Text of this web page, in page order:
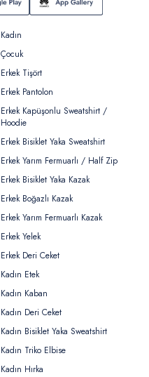
Kadın
Çocuk
Erkek Tişört
Erkek Pantolon
Erkek Kapüşonlu Sweatshirt /
Hoodie
Erkek Bisiklet Yaka Sweatshirt
Erkek Yarım Fermuarlı / Half Zip
Erkek Bisiklet Yaka Kazak
Erkek Boğazlı Kazak
Erkek Yarım Fermuarlı Kazak
Erkek Yelek
Erkek Deri Ceket
Kadın Etek
Kadın Kaban
Kadın Deri Ceket
Kadın Bisiklet Yaka Sweatshirt
Kadın Triko Elbise
Kadın Hırka